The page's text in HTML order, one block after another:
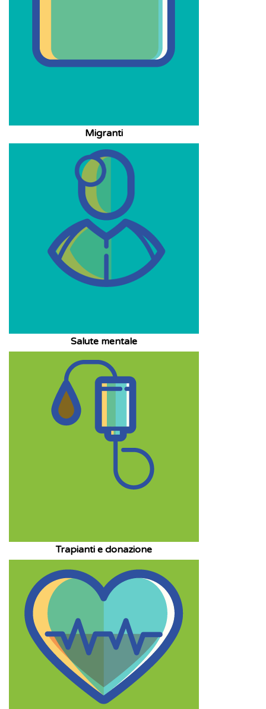
Migranti
Salute mentale
Trapianti e donazione